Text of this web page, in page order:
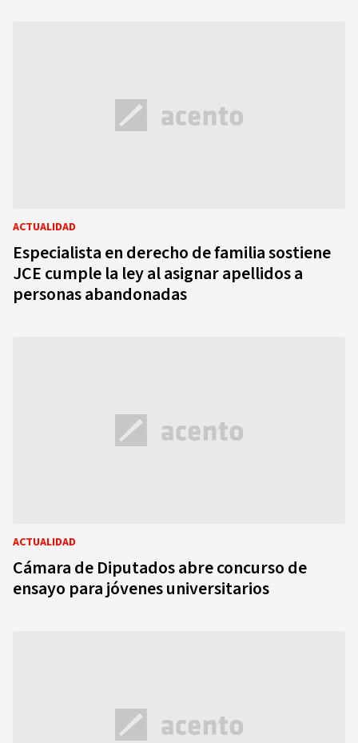
ACTUALIDAD
Especialista en derecho de familia sostiene
JCE cumple la ley al asignar apellidos a
personas abandonadas
ACTUALIDAD
Cámara de Diputados abre concurso de
ensayo para jóvenes universitarios